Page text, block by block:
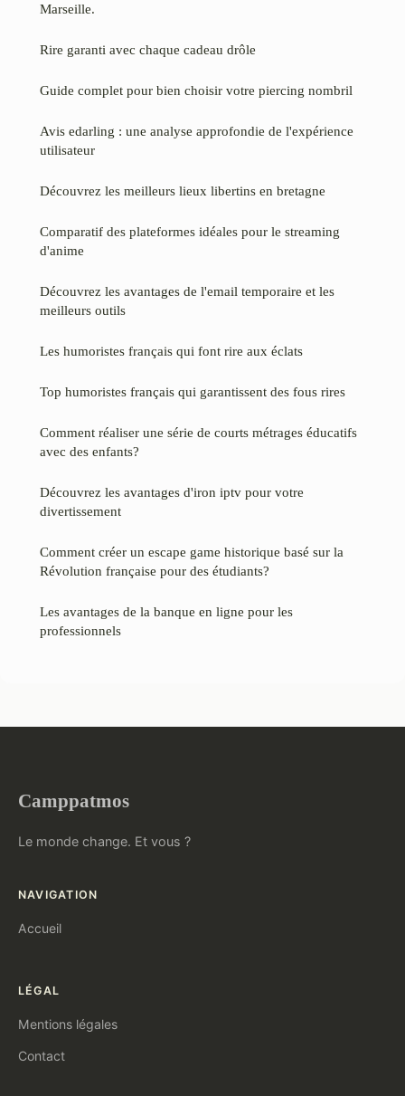
Marseille.
Rire garanti avec chaque cadeau drôle
Guide complet pour bien choisir votre piercing nombril
Avis edarling : une analyse approfondie de l'expérience
utilisateur
Découvrez les meilleurs lieux libertins en bretagne
Comparatif des plateformes idéales pour le streaming
d'anime
Découvrez les avantages de l'email temporaire et les
meilleurs outils
Les humoristes français qui font rire aux éclats
Top humoristes français qui garantissent des fous rires
Comment réaliser une série de courts métrages éducatifs
avec des enfants?
Découvrez les avantages d'iron iptv pour votre
divertissement
Comment créer un escape game historique basé sur la
Révolution française pour des étudiants?
Les avantages de la banque en ligne pour les
professionnels
Camppatmos
Le monde change. Et vous ?
NAVIGATION
Accueil
LÉGAL
Mentions légales
Contact